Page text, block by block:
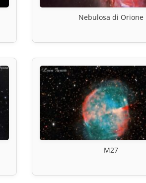
Nebulosa di Orione
M27